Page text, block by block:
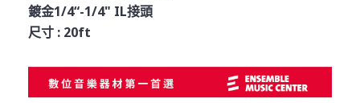
鍍金1/4“-1/4" IL接頭
尺寸 : 20ft